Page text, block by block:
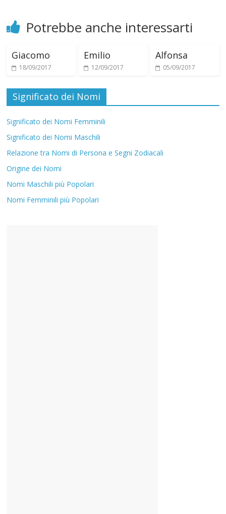
Potrebbe anche interessarti
Giacomo
18/09/2017
Emilio
12/09/2017
Alfonsa
05/09/2017
Significato dei Nomi
Significato dei Nomi Femminili
Significato dei Nomi Maschili
Relazione tra Nomi di Persona e Segni Zodiacali
Origine dei Nomi
Nomi Maschili più Popolari
Nomi Femminili più Popolari